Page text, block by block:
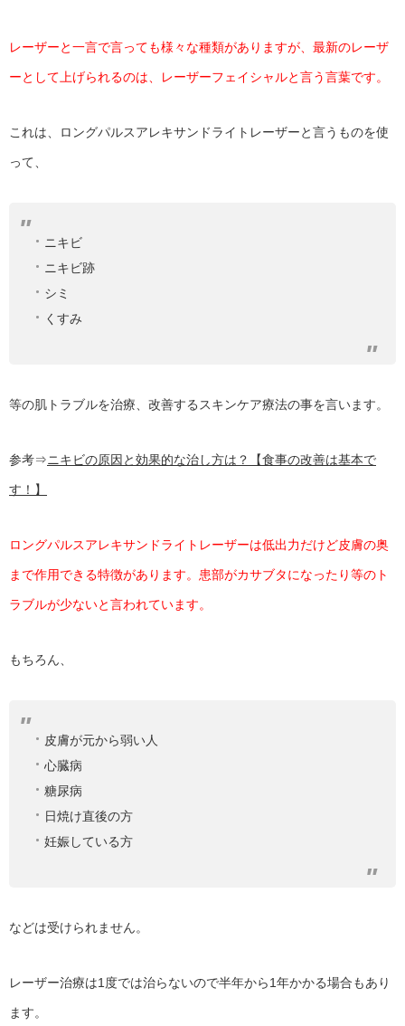
レーザーと一言で言っても様々な種類がありますが、最新のレーザ
ーとして上げられるのは、レーザーフェイシャルと言う言葉です。
これは、ロングパルスアレキサンドライトレーザーと言うものを使
って、
ニキビ
ニキビ跡
シミ
くすみ
等の肌トラブルを治療、改善するスキンケア療法の事を言います。
参考⇒ニキビの原因と効果的な治し方は？【食事の改善は基本で
す！】
ロングパルスアレキサンドライトレーザーは低出力だけど皮膚の奥
まで作用できる特徴があります。患部がカサブタになったり等のト
ラブルが少ないと言われています。
もちろん、
皮膚が元から弱い人
心臓病
糖尿病
日焼け直後の方
妊娠している方
などは受けられません。
レーザー治療は1度では治らないので半年から1年かかる場合もあり
ます。